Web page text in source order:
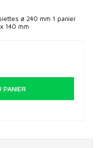
ø 240 mm 1 panier
140 mm
PANIER